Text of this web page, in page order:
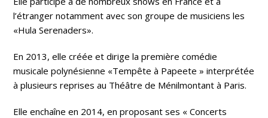
l’étranger notamment avec son groupe de musiciens les
«Hula Serenaders».
En 2013, elle créée et dirige la première comédie
musicale polynésienne «Tempête à Papeete » interprétée
à plusieurs reprises au Théâtre de Ménilmontant à Paris.
Elle enchaîne en 2014, en proposant ses « Concerts